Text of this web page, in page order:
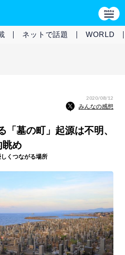
ネットで話題 WORLD
2020/08/12
みんなの感想
「墓の町」起源は不明、
眺め
しくつながる場所